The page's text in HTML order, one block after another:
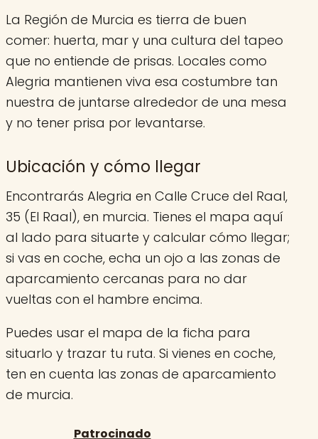
La Región de Murcia es tierra de buen
comer: huerta, mar y una cultura del tapeo
que no entiende de prisas. Locales como
Alegria mantienen viva esa costumbre tan
nuestra de juntarse alrededor de una mesa
y no tener prisa por levantarse.
Ubicación y cómo llegar
Encontrarás Alegria en Calle Cruce del Raal,
35 (El Raal), en murcia. Tienes el mapa aquí
al lado para situarte y calcular cómo llegar;
si vas en coche, echa un ojo a las zonas de
aparcamiento cercanas para no dar
vueltas con el hambre encima.
Puedes usar el mapa de la ficha para
situarlo y trazar tu ruta. Si vienes en coche,
ten en cuenta las zonas de aparcamiento
de murcia.